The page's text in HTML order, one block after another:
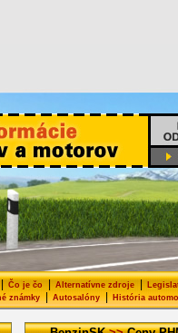
Čo je čo Alternatívne zdroje
známky| Autosalóny| História